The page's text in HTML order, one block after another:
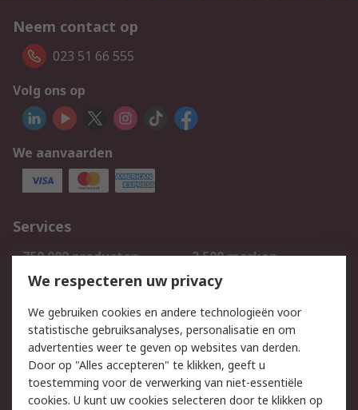
Neem contact op
023 51 66 555
Volg ons op
We aanvaarden
Services
750.000 producten
2.500 merken
Bestellen
Inkoopoplossingen
Track & Trace
Wettelijk
Cookiebeleid
Email veiligheid
We respecteren uw privacy
We gebruiken cookies en andere technologieën voor
statistische gebruiksanalyses, personalisatie en om
advertenties weer te geven op websites van derden.
Door op "Alles accepteren" te klikken, geeft u
toestemming voor de verwerking van niet-essentiële
cookies. U kunt uw cookies selecteren door te klikken op